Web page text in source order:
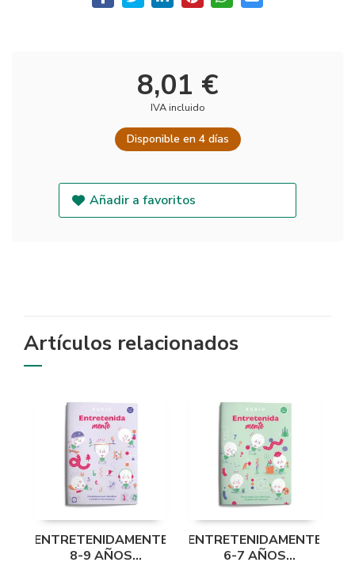
8,01 €
IVA incluido
Disponible en 4 días
Añadir a favoritos
Artículos relacionados
ENTRETENIDAMENTE
8-9 AÑOS
ENTRETENIDAMENTE
6-7 AÑOS